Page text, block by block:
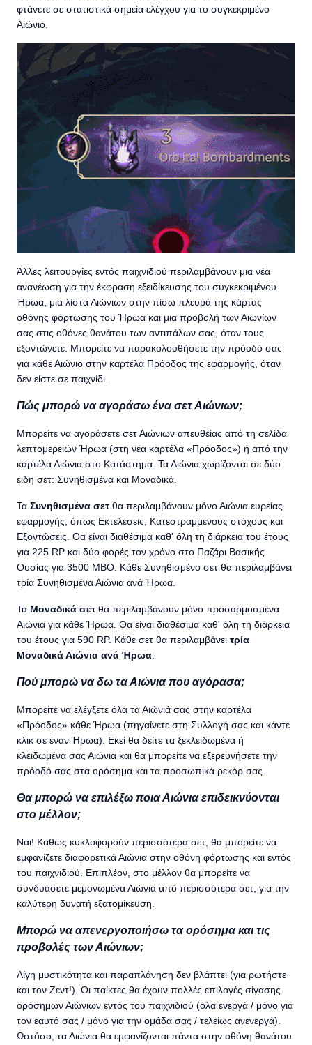
φτάνετε σε στατιστικά σημεία ελέγχου για το συγκεκριμένο
Αιώνιο.
Άλλες λειτουργίες εντός παιχνιδιού περιλαμβάνουν μια νέα
ανανέωση για την έκφραση εξειδίκευσης του συγκεκριμένου
Ήρωα, μια λίστα Αιώνιων στην πίσω πλευρά της κάρτας
οθόνης φόρτωσης του Ήρωα και μια προβολή των Αιωνίων
σας στις οθόνες θανάτου των αντιπάλων σας, όταν τους
εξοντώνετε. Μπορείτε να παρακολουθήσετε την πρόοδό σας
για κάθε Αιώνιο στην καρτέλα Πρόοδος της εφαρμογής, όταν
δεν είστε σε παιχνίδι.
Πώς μπορώ να αγοράσω ένα σετ Αιώνιων;
Μπορείτε να αγοράσετε σετ Αιώνιων απευθείας από τη σελίδα
λεπτομερειών Ήρωα (στη νέα καρτέλα «Πρόοδος») ή από την
καρτέλα Αιώνια στο Κατάστημα. Τα Αιώνια χωρίζονται σε δύο
είδη σετ: Συνηθισμένα και Μοναδικά.
Τα Συνηθισμένα σετ θα περιλαμβάνουν μόνο Αιώνια ευρείας
εφαρμογής, όπως Εκτελέσεις, Κατεστραμμένους στόχους και
Εξοντώσεις. Θα είναι διαθέσιμα καθ' όλη τη διάρκεια του έτους
για 225 RP και δύο φορές τον χρόνο στο Παζάρι Βασικής
Ουσίας για 3500 ΜΒΟ. Κάθε Συνηθισμένο σετ θα περιλαμβάνει
τρία Συνηθισμένα Αιώνια ανά Ήρωα.
Τα Μοναδικά σετ θα περιλαμβάνουν μόνο προσαρμοσμένα
Αιώνια για κάθε Ήρωα. Θα είναι διαθέσιμα καθ' όλη τη διάρκεια
του έτους για 590 RP. Κάθε σετ θα περιλαμβάνει τρία
Μοναδικά Αιώνια ανά Ήρωα
Πού μπορώ να δω τα Αιώνια που αγόρασα;
Μπορείτε να ελέγξετε όλα τα Αιώνιά σας στην καρτέλα
«Πρόοδος» κάθε Ήρωα (πηγαίνετε στη Συλλογή σας και κάντε
κλικ σε έναν Ήρωα). Εκεί θα δείτε τα ξεκλειδωμένα ή
κλειδωμένα σας Αιώνια και θα μπορείτε να εξερευνήσετε την
πρόοδό σας στα ορόσημα και τα προσωπικά ρεκόρ σας.
Θα μπορώ να επιλέξω ποια Αιώνια επιδεικνύονται
στο μέλλον;
Ναι! Καθώς κυκλοφορούν περισσότερα σετ, θα μπορείτε να
εμφανίζετε διαφορετικά Αιώνια στην οθόνη φόρτωσης και εντός
του παιχνιδιού. Επιπλέον, στο μέλλον θα μπορείτε να
συνδυάσετε μεμονωμένα Αιώνια από περισσότερα σετ, για την
καλύτερη δυνατή εξατομίκευση.
Μπορώ να απενεργοποιήσω τα ορόσημα και τις
προβολές των Αιώνιων;
Λίγη μυστικότητα και παραπλάνηση δεν βλάπτει (για ρωτήστε
και τον Ζεντ!). Οι παίκτες θα έχουν πολλές επιλογές σίγασης
ορόσημων Αιώνιων εντός του παιχνιδιού (όλα ενεργά / μόνο για
τον εαυτό σας / μόνο για την ομάδα σας / τελείως ανενεργά).
Ωστόσο, τα Αιώνια θα εμφανίζονται πάντα στην οθόνη θανάτου